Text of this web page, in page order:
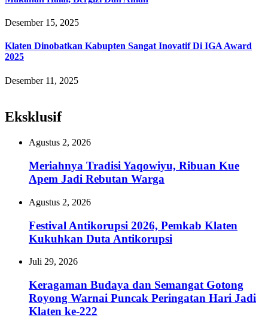
Desember 15, 2025
Klaten Dinobatkan Kabupten Sangat Inovatif Di IGA Award
2025
Desember 11, 2025
Eksklusif
Agustus 2, 2026
Meriahnya Tradisi Yaqowiyu, Ribuan Kue
Apem Jadi Rebutan Warga
Agustus 2, 2026
Festival Antikorupsi 2026, Pemkab Klaten
Kukuhkan Duta Antikorupsi
Juli 29, 2026
Keragaman Budaya dan Semangat Gotong
Royong Warnai Puncak Peringatan Hari Jadi
Klaten ke-222